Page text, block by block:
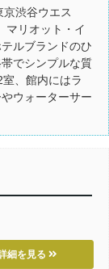
京渋谷ウエス
マリオット・イ
ルブランドのひ
でシンプルな質
、館内にはラ
ウォーターサー
細を見る